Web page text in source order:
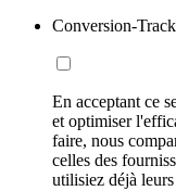
Conversion-
En acceptant ce
et optimiser
faire, nous
celles des
utilisiez déjà